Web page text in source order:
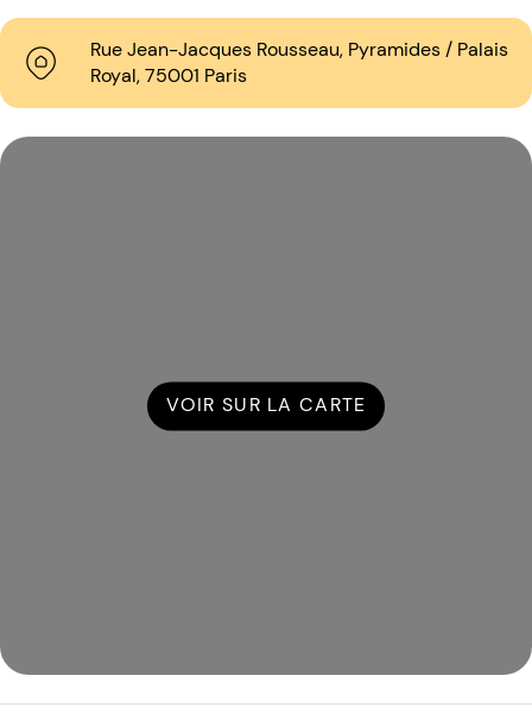
Rue Jean-Jacques Rousseau, Pyramides / Palais
Royal, 75001 Paris
VOIR SUR LA CARTE